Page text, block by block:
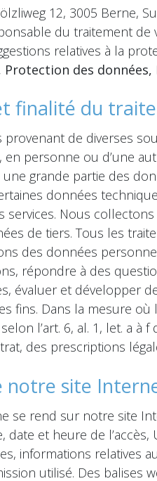
12, 3005 Berne,
du traitement
relatives à la
des données,
finalité du
provenant de diverses
en personne ou d’une
grande partie des
données
services. Nous
de tiers. Tous les
des données
répondre à des
évaluer et développer
fins. Dans la mesure
l’art. 6, al. 1, let. a
des prescriptions
site
se rend sur notre site
date et heure de
informations relatives
utilisé. Des balises